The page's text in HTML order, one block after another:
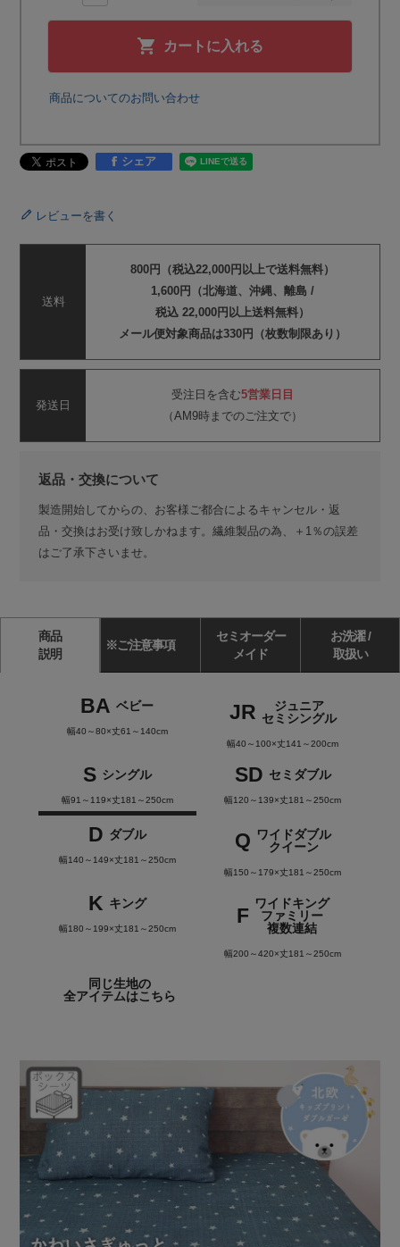
カートに入れる
商品についてのお問い合わせ
シェア
レビューを書く
送料
800円（税込22,000円以上で送料無料）
1,600円（北海道、沖縄、離島 /
税込 22,000円以上送料無料）
メール便対象商品は330円（枚数制限あり）
発送日
受注日を含む5営業日目
（AM9時までのご注文で）
返品・交換について
製造開始してからの、お客様ご都合によるキャンセル・返
品・交換はお受け致しかねます。繊維製品の為、＋1％の誤差
はご了承下さいませ。
商品
説明
※ご注意事項
セミオーダー
メイド
お洗濯 /
取扱い
BA ベビー
幅40～80×丈61～140cm
JR
ジュニア
セミシングル
幅40～100×丈141～200cm
S シングル
幅91～119×丈181～250cm
SD セミダブル
幅120～139×丈181～250cm
D ダブル
幅140～149×丈181～250cm
Q ワイドダブル
クイーン
幅150～179×丈181～250cm
K キング
幅180～199×丈181～250cm
F
ワイドキング
ファミリー
複数連結
幅200～420×丈181～250cm
同じ生地の
全アイテムはこちら